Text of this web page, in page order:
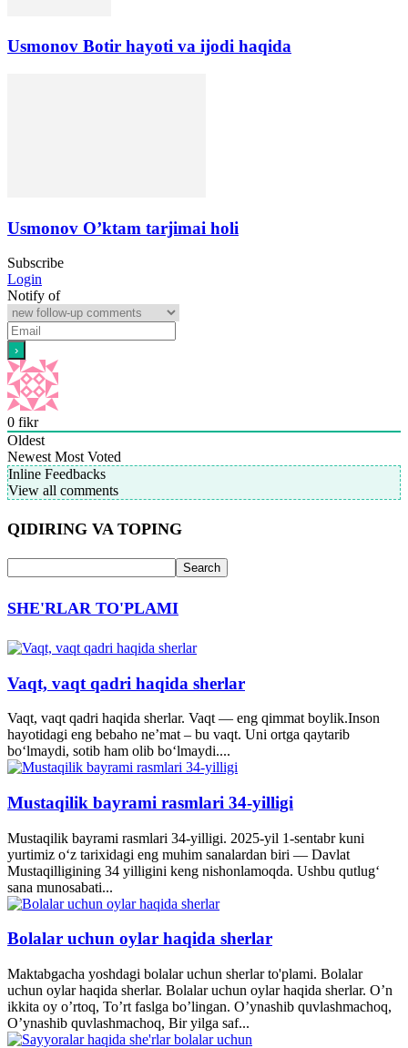
Usmonov Botir hayoti va ijodi haqida
Usmonov O’ktam tarjimai holi
Subscribe
Login
Notify of
0 fikr
Oldest
Newest Most Voted
Inline Feedbacks
View all comments
QIDIRING VA TOPING
SHE'RLAR TO'PLAMI
Vaqt, vaqt qadri haqida sherlar
Vaqt, vaqt qadri haqida sherlar. Vaqt — eng qimmat boylik.Inson
hayotidagi eng bebaho ne’mat – bu vaqt. Uni ortga qaytarib
bo‘lmaydi, sotib ham olib bo‘lmaydi....
Mustaqilik bayrami rasmlari 34-yilligi
Mustaqilik bayrami rasmlari 34-yilligi. 2025-yil 1-sentabr kuni
yurtimiz o‘z tarixidagi eng muhim sanalardan biri — Davlat
Mustaqilligining 34 yilligini keng nishonlamoqda. Ushbu qutlug‘
sana munosabati...
Bolalar uchun oylar haqida sherlar
Maktabgacha yoshdagi bolalar uchun sherlar to'plami. Bolalar
uchun oylar haqida sherlar. Bolalar uchun oylar haqida sherlar. O’n
ikkita oy o’rtoq, To’rt faslga bo’lingan. O’ynashib quvlashmachoq,
O’ynashib quvlashmachoq, Bir yilga saf...